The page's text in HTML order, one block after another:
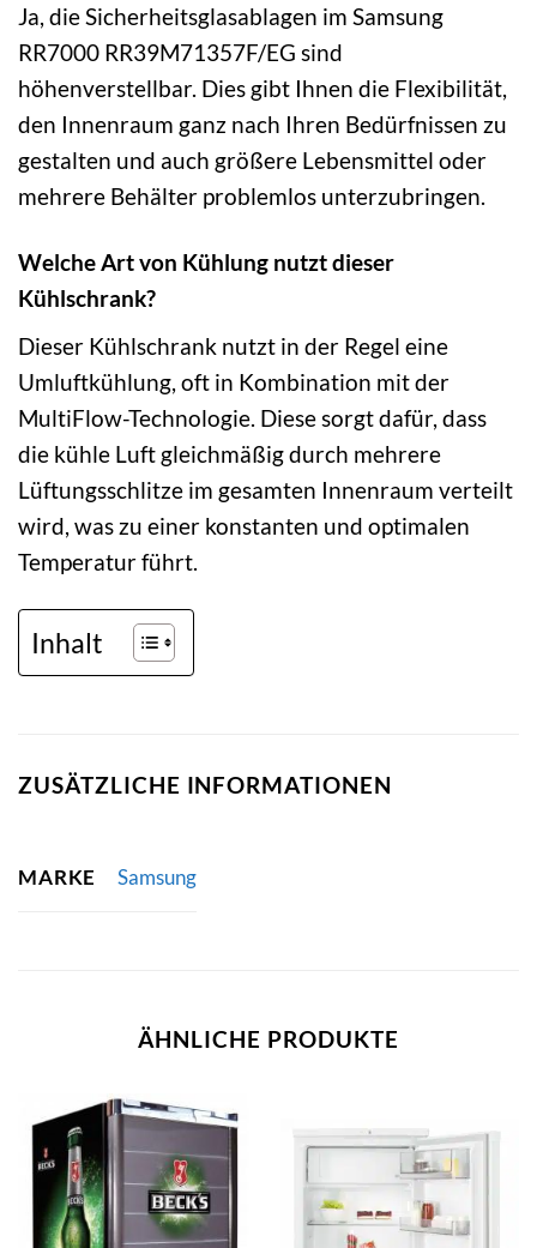
Ja, die Sicherheitsglasablagen im Samsung
RR7000 RR39M71357F/EG sind
höhenverstellbar. Dies gibt Ihnen die Flexibilität,
den Innenraum ganz nach Ihren Bedürfnissen zu
gestalten und auch größere Lebensmittel oder
mehrere Behälter problemlos unterzubringen.
Welche Art von Kühlung nutzt dieser
Kühlschrank?
Dieser Kühlschrank nutzt in der Regel eine
Umluftkühlung, oft in Kombination mit der
MultiFlow-Technologie. Diese sorgt dafür, dass
die kühle Luft gleichmäßig durch mehrere
Lüftungsschlitze im gesamten Innenraum verteilt
wird, was zu einer konstanten und optimalen
Temperatur führt.
Inhalt
ZUSÄTZLICHE INFORMATIONEN
MARKE Samsung
ÄHNLICHE PRODUKTE